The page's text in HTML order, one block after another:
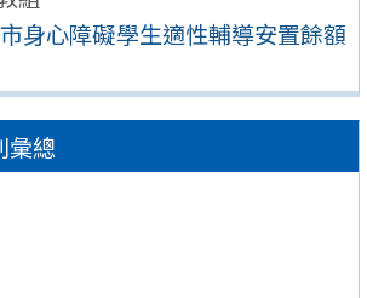
身心障礙學生適性輔導安置餘額
彙總